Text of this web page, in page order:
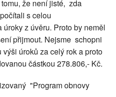
že není jisté, zda
s celou
z úvěru. Proto by neměl
přijmout. Nejsme schopni
úroků za celý rok a proto
částkou 278.806,- Kč.
"Program obnovy